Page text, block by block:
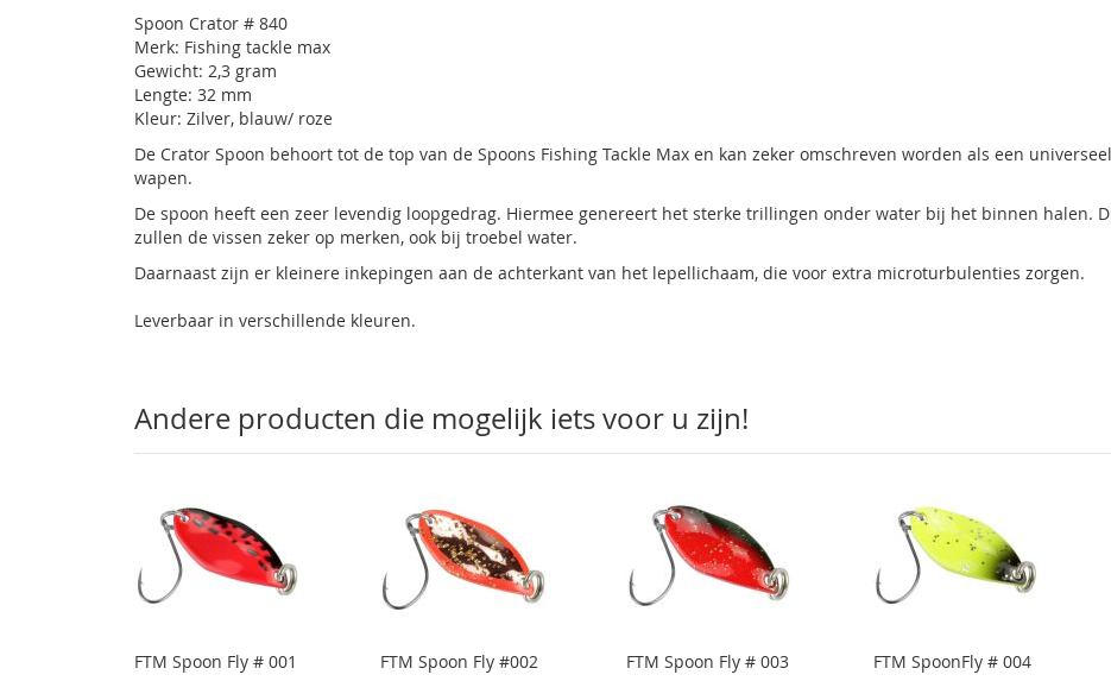
gallerij
Spoon Crator # 840
Merk: Fishing tackle max
Gewicht: 2,3 gram
Lengte: 32 mm
Kleur: Zilver, blauw/ roze
De Crator Spoon behoort tot de top van de Spoons Fishing Tackle Max en kan zeker omschreven worden als een universeel
wapen.
De spoon heeft een zeer levendig loopgedrag. Hiermee genereert het sterke trillingen onder water bij het binnen halen.
zullen de vissen zeker op merken, ook bij troebel water.
Daarnaast zijn er kleinere inkepingen aan de achterkant van het lepellichaam, die voor extra microturbulenties zorgen.
Leverbaar in verschillende kleuren.
Andere producten die mogelijk iets voor u zijn!
FTM Spoon Fly # 001 FTM Spoon Fly #002 FTM Spoon Fly # 003 FTM SpoonFly # 004